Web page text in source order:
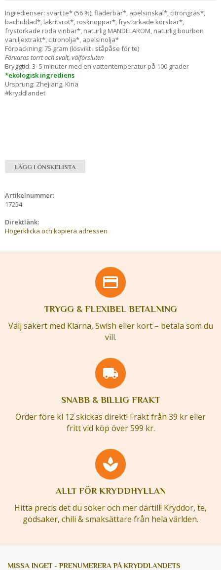
Ingredienser: svart te* (56 %), fläderbär*, apelsinskal*, citrongräs*,
bachublad*, lakritsrot*, rosknoppar*, frystorkade körsbär*,
frystorkade röda vinbär*, naturlig MANDELAROM, naturlig bourbon
vaniljextrakt*, citronolja*, apelsinolja*
Förpackning: 75 gram (lösvikt i ståpåse för te)
Förvaras torrt och svalt, välförsluten
Bryggtid: 3- 5 minuter med en vattentemperatur på 100 grader
*ekologisk ingrediens
Ursprung: Zhejiang, Kina
#kryddlandet
LÄGG I ÖNSKELISTA
Artikelnummer:
17254
Direktlänk:
Högerklicka och kopiera adressen
TRYGG & FLEXIBEL BETALNING
Välj säkert med Klarna, Swish eller kort – betala som du
vill.
SNABB & BILLIG FRAKT
Order före kl 12 skickas direkt! Frakt från 39 kr eller
fritt vid köp över 599 kr.
ALLT FÖR KRYDDHYLLAN
Hitta precis det du söker och mer därtill! Kryddor, te,
godsaker, chili & smaksättare från hela världen.
MISSA INGET - PRENUMERERA PÅ KRYDDLANDETS